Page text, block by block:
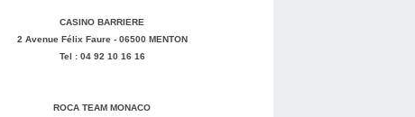
CASINO BARRIERE
2 Avenue Félix Faure - 06500 MENTON
Tel : 04 92 10 16 16
ROCA TEAM MONACO